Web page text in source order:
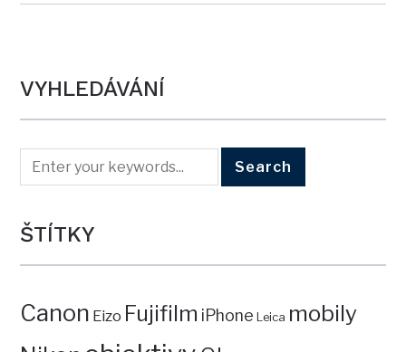
VYHLEDÁVÁNÍ
ŠTÍTKY
Canon Eizo Fujifilm iPhone Leica mobily